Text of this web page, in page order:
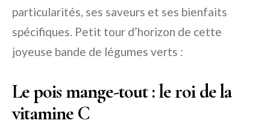
particularités, ses saveurs et ses bienfaits
spécifiques. Petit tour d’horizon de cette
joyeuse bande de légumes verts :
Le pois mange-tout : le roi de la
vitamine C